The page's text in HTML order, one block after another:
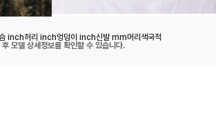
inch허리 inch엉덩이 inch신발 mm머리색국적
후 모델 상세정보를 확인할 수 있습니다.